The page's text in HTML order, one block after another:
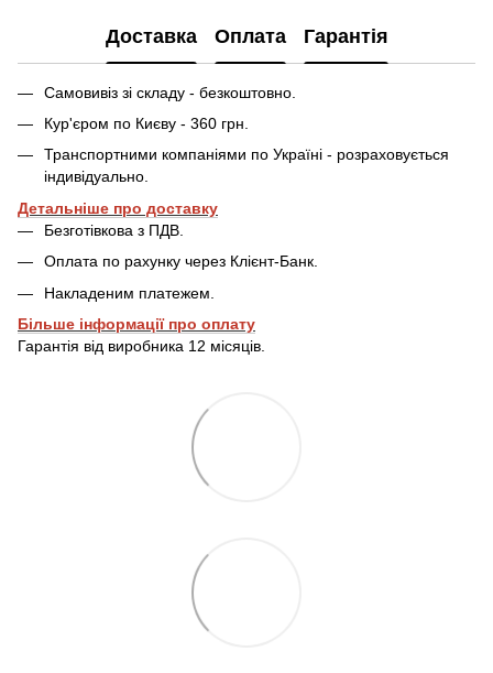
Доставка Оплата Гарантія
Самовивіз зі складу - безкоштовно.
Кур'єром по Києву - 360 грн.
Транспортними компаніями по Україні - розраховується
індивідуально.
Детальніше про доставку
Безготівкова з ПДВ.
Оплата по рахунку через Клієнт-Банк.
Накладеним платежем.
Більше інформації про оплату
Гарантія від виробника 12 місяців.